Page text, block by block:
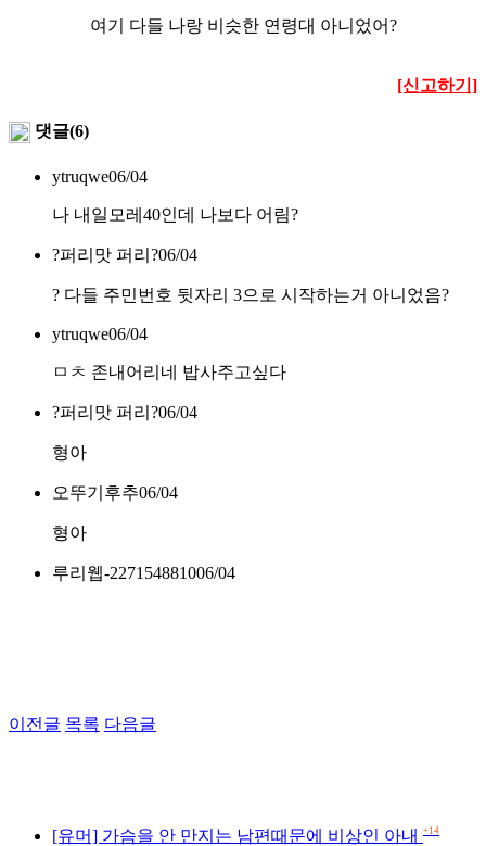
여기 다들 나랑 비슷한 연령대 아니었어?
[신고하기]
댓글(6)
ytruqwe06/04
나 내일모레40인데 나보다 어림?
?퍼리맛 퍼리?06/04
? 다들 주민번호 뒷자리 3으로 시작하는거 아니었음?
ytruqwe06/04
ㅁㅊ 존내어리네 밥사주고싶다
?퍼리맛 퍼리?06/04
형아
오뚜기후추06/04
형아
루리웹-227154881006/04
이전글 목록 다음글
[유머] 가슴을 안 만지는 남편때문에 비상인 아내 +14